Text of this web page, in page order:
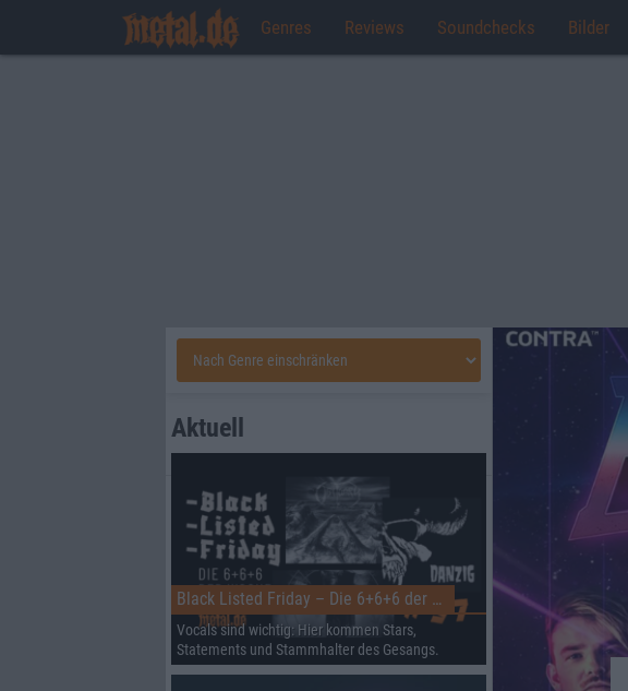
Genres Reviews Soundchecks Bilder
Aktuell
Black Listed Friday – Die 6+6+6 der Woche
Vocals sind wichtig: Hier kommen Stars,
Statements und Stammhalter des Gesangs.